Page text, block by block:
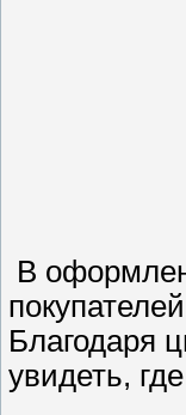
В
Благодаря
увидеть,